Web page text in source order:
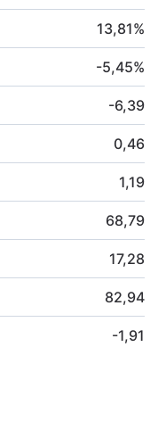
13,81%
-5,45%
-6,39
0,46
1,19
68,79
17,28
82,94
-1,91